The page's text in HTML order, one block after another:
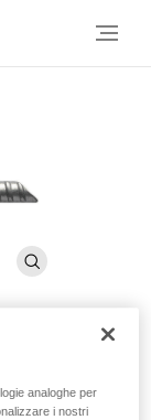
analoghe per
i nostri